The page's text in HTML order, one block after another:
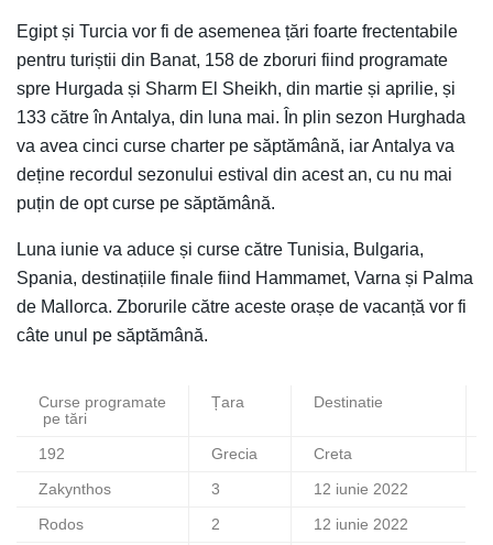
Egipt și Turcia vor fi de asemenea țări foarte frectentabile
pentru turiștii din Banat, 158 de zboruri fiind programate
spre Hurgada și Sharm El Sheikh, din martie și aprilie, și
133 către în Antalya, din luna mai. În plin sezon Hurghada
va avea cinci curse charter pe săptămână, iar Antalya va
deține recordul sezonului estival din acest an, cu nu mai
puțin de opt curse pe săptămână.
Luna iunie va aduce și curse către Tunisia, Bulgaria,
Spania, destinațiile finale fiind Hammamet, Varna și Palma
de Mallorca. Zborurile către aceste orașe de vacanță vor fi
câte unul pe săptămână.
Curse programate
pe tări
Țara Destinatie
192 Grecia Creta
Zakynthos 3 12 iunie 2022
Rodos 2 12 iunie 2022